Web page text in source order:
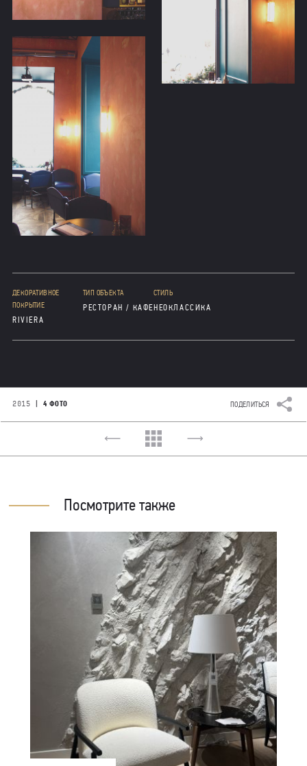
ДЕКОРАТИВНОЕ
ПОКРЫТИЕ
RIVIERA
ТИП ОБЪЕКТА
РЕСТОРАН / КАФЕ
СТИЛЬ
НЕОКЛАССИКА
2015 4 ФОТО ПОДЕЛИТЬСЯ
Посмотрите также